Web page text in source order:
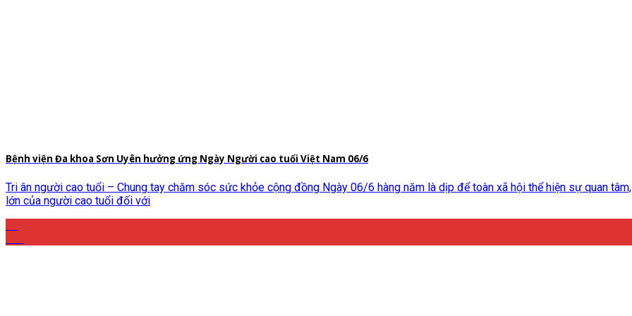
Bệnh viện Đa khoa Sơn Uyên hưởng ứng Ngày Người cao tuổi Việt Nam 06/6
Tri ân người cao tuổi – Chung tay chăm sóc sức khỏe cộng đồng Ngày 06/6 hàng năm là dịp để toàn xã hội thể hiện sự quan
lớn của người cao tuổi đối với